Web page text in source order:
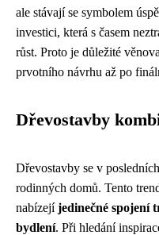
ale stávají se symbolem
investici, která s časem
růst. Proto je důležité
prvotního návrhu až po
Dřevostavby
Dřevostavby se v
rodinných domů. Tento
nabízejíjedinečné spojení
bydlení. Při hledání